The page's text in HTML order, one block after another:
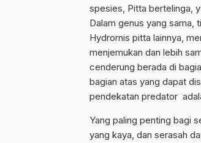
spesies, Pitta bertelinga,
Dalam genus yang sama,
Hydrornis pitta lainnya,
menjemukan dan lebih
cenderung berada di
bagian atas yang dapat
pendekatan predator
Yang paling penting bagi
yang kaya, dan serasah